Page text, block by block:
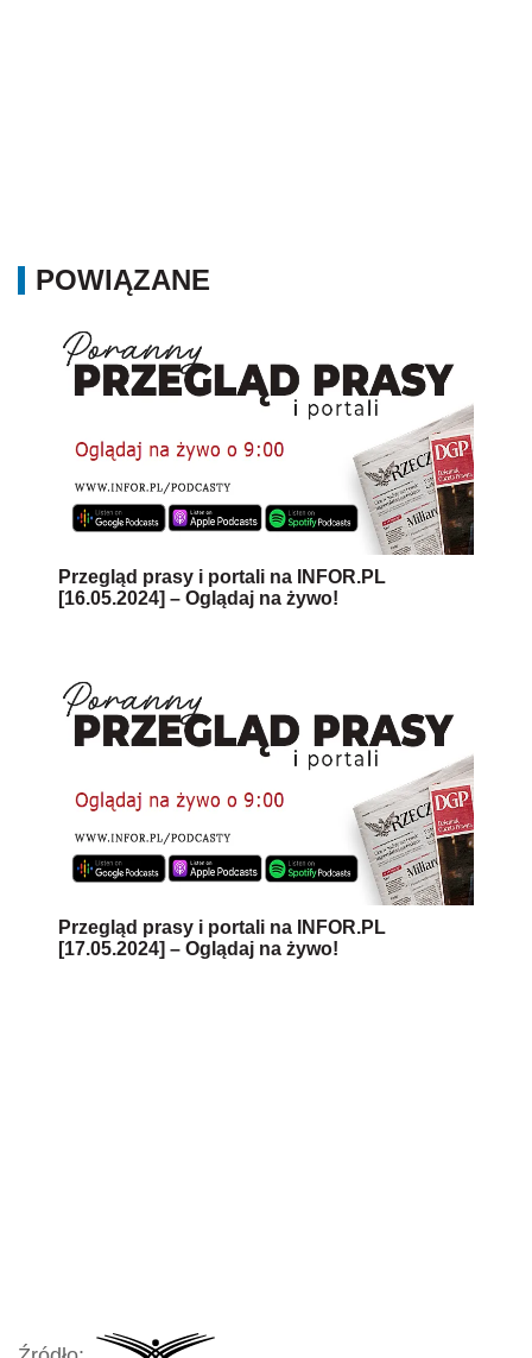
POWIĄZANE
Przegląd prasy i portali na INFOR.PL
[16.05.2024] – Oglądaj na żywo!
Przegląd prasy i portali na INFOR.PL
[17.05.2024] – Oglądaj na żywo!